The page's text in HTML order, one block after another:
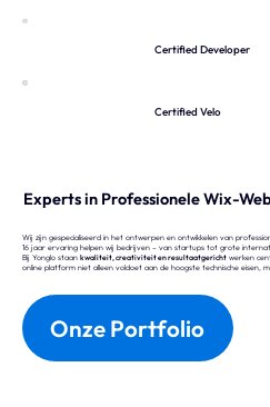
Certified Developer
Certified Velo
Experts in Professionele Wix-
Wij zijn gespecialiseerd in het ontwerpen en ontwikkelen van
16 jaar ervaring helpen wij bedrijven – van startups tot grote
Bij Yonglo staan kwaliteit, creativiteit en resultaatgericht werken
online platform niet alleen voldoet aan de hoogste technische eisen,
Onze Portfolio